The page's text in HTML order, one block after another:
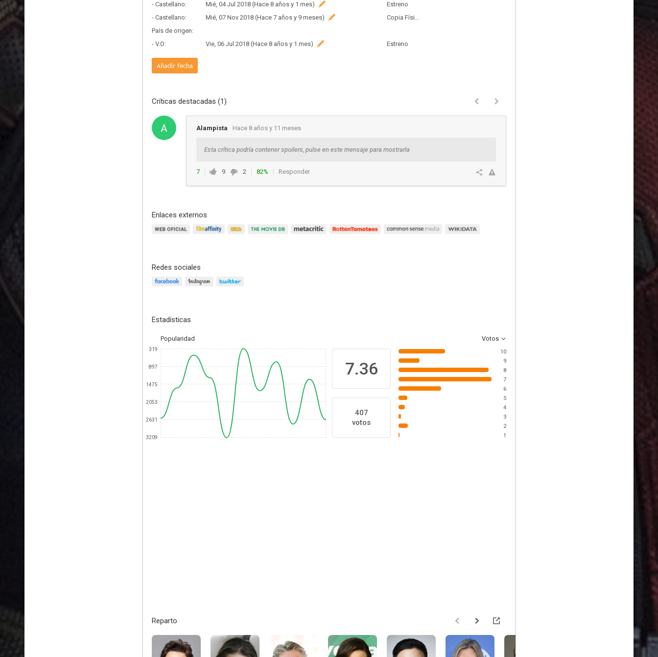
- Castellano:
Mié, 04 Jul 2018 (Hace 8 años y 1 mes)
Estreno
- Castellano:
Mié, 07 Nov 2018 (Hace 7 años y 9 meses)
Copia Física
País de origen:
- V.O:
Vie, 06 Jul 2018 (Hace 8 años y 1 mes) Estreno
Añadir fecha
Críticas destacadas (1)
Alampista Hace 8 años y 11 meses
Esta crítica podría contener spoilers, pulse en este mensaje para mostrarla
7 9 2 82% Responder
Enlaces externos
Redes sociales
Estadísticas
Popularidad Votos
319
897
1475
2053
2631
3209
7.36
407
votos
10
9
8
7
6
5
4
3
2
1
Reparto